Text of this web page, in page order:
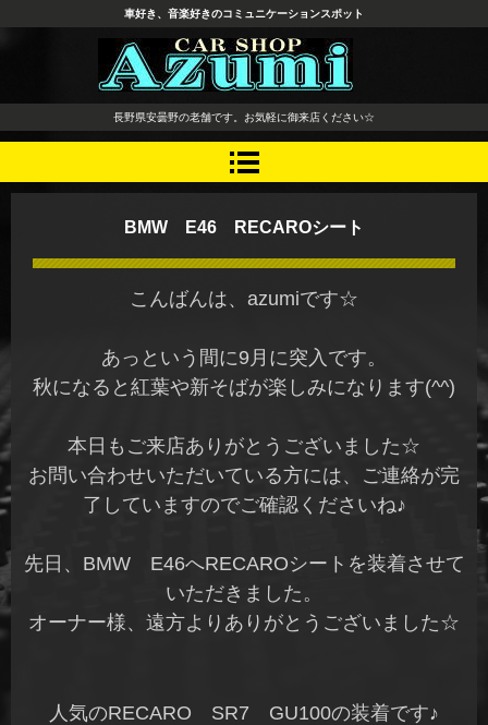
長野県 安曇野市 タイヤ ホ
イール デッドニング カーオ
ーディオ レカロシート
車好き、音楽好きのコミュニケーションスポット
長野県安曇野の老舗です。お気軽に御来店ください☆
BMW E46 RECAROシート
こんばんは、azumiです☆
あっという間に9月に突入です。
秋になると紅葉や新そばが楽しみになります(^^)
本日もご来店ありがとうございました☆
お問い合わせいただいている方には、ご連絡が完
了していますのでご確認くださいね♪
先日、BMW E46へRECAROシートを装着させて
いただきました。
オーナー様、遠方よりありがとうございました☆
人気のRECARO SR7 GU100の装着です♪